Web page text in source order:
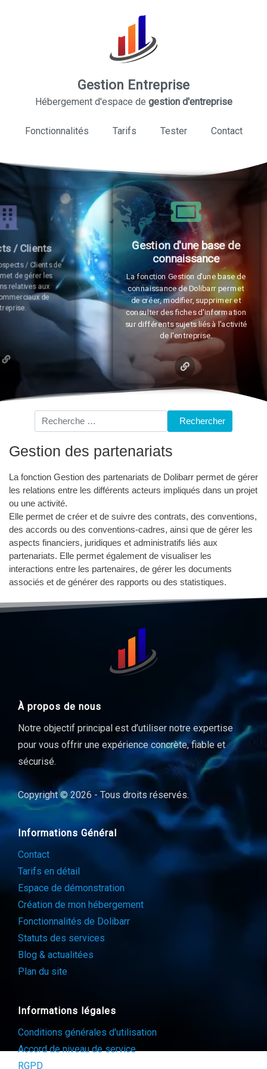
Gestion Entreprise
Hébergement d'espace de gestion d'entreprise
Fonctionnalités Tarifs Tester Contact
Gestion d'une base de
connaissance
La fonction Gestion d'une base de
connaissance de Dolibarr permet
de créer, modifier, supprimer et
consulter des fiches d'information
sur différents sujets liés à l'activité
de l'entreprise.
Rechercher Rechercher
Gestion des partenariats
La fonction Gestion des partenariats de Dolibarr permet de gérer
les relations entre les différents acteurs impliqués dans un projet
ou une activité.
Elle permet de créer et de suivre des contrats, des conventions,
des accords ou des conventions-cadres, ainsi que de gérer les
aspects financiers, juridiques et administratifs liés aux
partenariats. Elle permet également de visualiser les
interactions entre les partenaires, de gérer les documents
associés et de générer des rapports ou des statistiques.
À propos de nous
Notre objectif principal est d’utiliser notre expertise
pour vous offrir une expérience concrète, fiable et
sécurisé.
Copyright © 2026 - Tous droits réservés.
Informations Général
Contact
Tarifs en détail
Espace de démonstration
Création de mon hébergement
Fonctionnalités de Dolibarr
Statuts des services
Blog & actualitées
Plan du site
Informations légales
Conditions générales d'utilisation
Accord de niveau de service
RGPD